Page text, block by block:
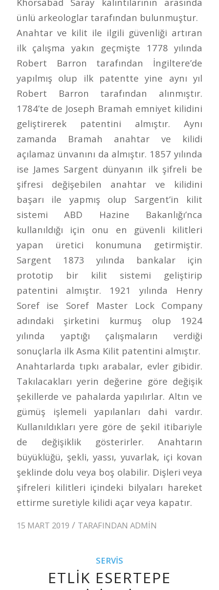
ünlü arkeologlar tarafından bulunmuştur.
Anahtar ve kilit ile ilgili güvenliği artıran
ilk çalışma yakın geçmişte 1778 yılında
Robert Barron tarafından İngiltere’de
yapılmış olup ilk patentte yine aynı yıl
Robert Barron tarafından alınmıştır.
1784’te de Joseph Bramah emniyet kilidini
geliştirerek patentini almıştır. Aynı
zamanda Bramah anahtar ve kilidi
açılamaz ünvanını da almıştır. 1857 yılında
ise James Sargent dünyanın ilk şifreli be
şifresi değişebilen anahtar ve kilidini
başarı ile yapmış olup Sargent’in kilit
sistemi ABD Hazine Bakanlığı’nca
kullanıldığı için onu en güvenli kilitleri
yapan üretici konumuna getirmiştir.
Sargent 1873 yılında bankalar için
prototip bir kilit sistemi geliştirip
patentini almıştır. 1921 yılında Henry
Soref ise Soref Master Lock Company
adındaki şirketini kurmuş olup 1924
yılında yaptığı çalışmaların verdiği
sonuçlarla ilk Asma Kilit patentini almıştır.
Anahtarlarda tıpkı arabalar, evler gibidir.
Takılacakları yerin değerine göre değişik
şekillerde ve pahalarda yapılırlar. Altın ve
gümüş işlemeli yapılanları dahi vardır.
Kullanıldıkları yere göre de şekil itibariyle
de değişiklik gösterirler. Anahtarın
büyüklüğü, şekli, yassı, yuvarlak, içi kovan
şeklinde dolu veya boş olabilir. Dişleri veya
şifreleri kilitleri içindeki bilyaları hareket
ettirme suretiyle kilidi açar veya kapatır.
15 MART 2019 / TARAFINDAN ADMIN
SERVIS
ETLIK ESERTEPE